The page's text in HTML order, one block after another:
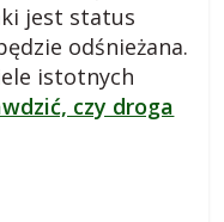
jest status
odśnieżana.
istotnych
czy droga